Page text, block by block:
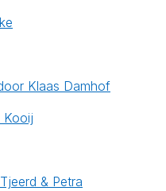
Klaas Damhof
Kooij
& Petra